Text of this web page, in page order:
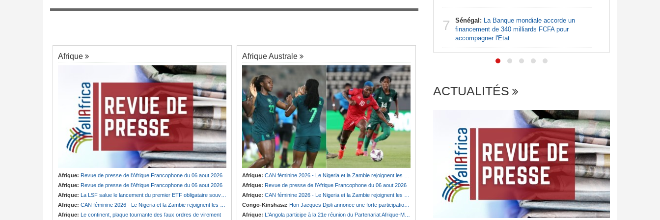
Afrique
Afrique: Revue de presse de l'Afrique Francophone du 06 aout 2026
Afrique: Revue de presse de l'Afrique Francophone du 06 aout 2026
Afrique: La LSF salue le lancement du premier ETF obligataire souverain africain (USD) disponible en Europe
Afrique: CAN féminine 2026 - Le Nigeria et la Zambie rejoignent les quarts de finale
Afrique: Le continent, plaque tournante des faux ordres de virement
Afrique Australe
Afrique: CAN féminine 2026 - Le Nigeria et la Zambie rejoignent les quarts de finale
Afrique: Revue de presse de l'Afrique Francophone du 06 aout 2026
Afrique: CAN féminine 2026 - Le Nigeria et la Zambie rejoignent les quarts de finale
Congo-Kinshasa: Hon Jacques Djoli annonce une forte participation du pays à la Conférence des présidents de parlements à Midrand
Afrique: L'Angola participe à la 21e réunion du Partenariat Afrique-Monde arabe au Caire
7
de l'Internationale Socialiste concernant les
7
la Commission bancaire lui retire la licence
7 Sénégal: La Banque mondiale accorde un
financement de 340 milliards FCFA pour
accompagner l'Etat
ACTUALITÉS